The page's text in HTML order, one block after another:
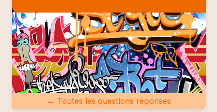
→ Toutes les questions réponses